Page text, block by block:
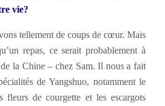
vie?
tellement de coups de cœur. Mais
repas, ce serait probablement à
la Chine – chez Sam. Il nous a fait
de Yangshuo, notamment le
fleurs de courgette et les escargots